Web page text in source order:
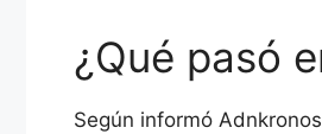
¿Qué pasó
Según informó